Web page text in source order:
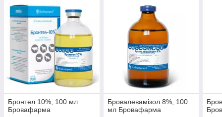
Бронтел 10%, 100 мл
Бровафарма
Бровалевамізол 8%, 100
мл Бровафарма